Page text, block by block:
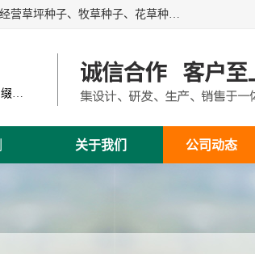
江苏野春种业有限公司是一家种子批发企业，位于沭阳县刘集镇南岗庄村杨东组159号，主要经营草坪种子、牧草种子、花草种子、复绿草种、绿化草籽、护坡草籽、绿肥种子、灌木种子、黑麦草种子、高羊茅种子、早熟禾种子、狗牙根种子、剪股颖种子等。
主营产品: 进口草坪种子、草花种子、牧草种子、灌木种子、工程复绿草籽、缀花组合种子
关于我们 公司动态